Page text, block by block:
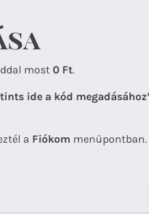
most 0 Ft.
ide a kód
a Fiókom menüpontban.